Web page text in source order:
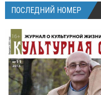
ПОСЛЕДНИЙ НОМЕР